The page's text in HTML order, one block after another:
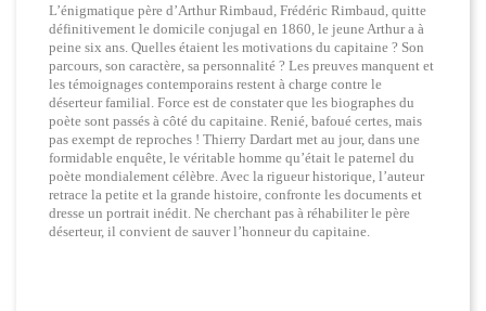
L’énigmatique père d’Arthur Rimbaud, Frédéric Rimbaud, quitte
définitivement le domicile conjugal en 1860, le jeune Arthur a à
peine six ans. Quelles étaient les motivations du capitaine ? Son
parcours, son caractère, sa personnalité ? Les preuves manquent et
les témoignages contemporains restent à charge contre le
déserteur familial. Force est de constater que les biographes du
poète sont passés à côté du capitaine. Renié, bafoué certes, mais
pas exempt de reproches ! Thierry Dardart met au jour, dans une
formidable enquête, le véritable homme qu’était le paternel du
poète mondialement célèbre. Avec la rigueur historique, l’auteur
retrace la petite et la grande histoire, confronte les documents et
dresse un portrait inédit. Ne cherchant pas à réhabiliter le père
déserteur, il convient de sauver l’honneur du capitaine.